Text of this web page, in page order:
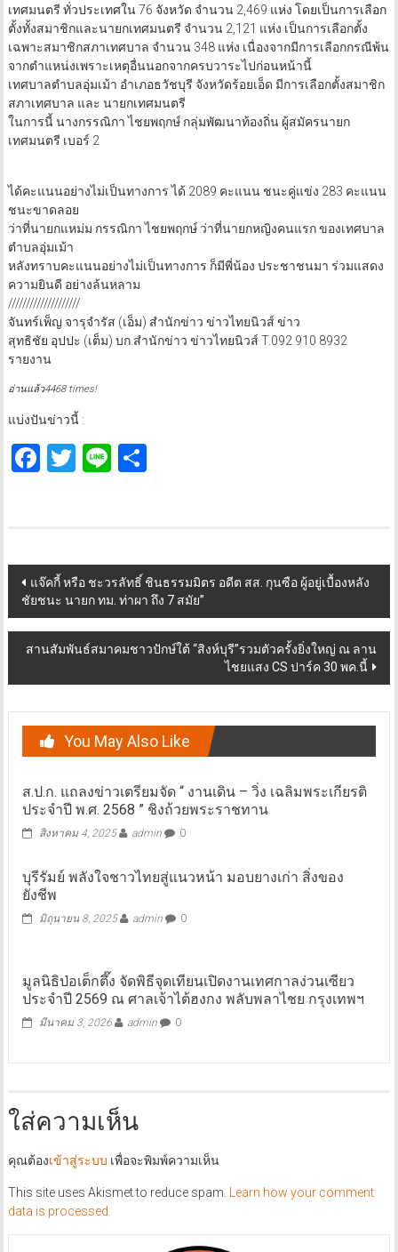
เทศมนตรี ทั่วประเทศใน 76 จังหวัด จำนวน 2,469 แห่ง โดยเป็นการเลือก
ตั้งทั้งสมาชิกและนายกเทศมนตรี จำนวน 2,121 แห่ง เป็นการเลือกตั้ง
เฉพาะสมาชิกสภาเทศบาล จำนวน 348 แห่ง เนื่องจากมีการเลือกกรณีพ้น
จากตำแหน่งเพราะเหตุอื่นนอกจากครบวาระไปก่อนหน้านี้
เทศบาลตำบลอุ่มเม้า อำเภอธวัชบุรี จังหวัดร้อยเอ็ด มีการเลือกตั้งสมาชิก
สภาเทศบาล และ นายกเทศมนตรี
ในการนี้ นางกรรณิกา ไชยพฤกษ์ กลุ่มพัฒนาท้องถิ่น ผู้สมัครนายก
เทศมนตรี เบอร์ 2
ได้คะแนนอย่างไม่เป็นทางการ ได้ 2089 คะแนน ชนะคู่แข่ง 283 คะแนน
ชนะขาดลอย
ว่าที่นายกแหม่ม กรรณิกา ไชยพฤกษ์ ว่าที่นายกหญิงคนแรก ของเทศบาล
ตำบลอุ่มเม้า
หลังทราบคะแนนอย่างไม่เป็นทางการ ก็มีพี่น้อง ประชาชนมา ร่วมแสดง
ความยินดี อย่างล้นหลาม
////////////////////
จันทร์เพ็ญ จารุจำรัส (เอ็ม) สำนักข่าว ข่าวไทยนิวส์ ข่าว
สุทธิชัย อุปปะ (เต็ม) บก.สำนักข่าว ข่าวไทยนิวส์ T.092 910 8932
รายงาน
อ่านแล้ว4468 times!
แบ่งปันข่าวนี้ :
Facebook
Twitter
LineShare
Post
navigation
แจ๊คกี้ หรือ ชะวรลัทธิ์ ชินธรรมมิตร อดีต สส. กุนซือ ผู้อยู่เบื้องหลัง
ชัยชนะ นายก ทม. ท่าผา ถึง 7 สมัย”
สานสัมพันธ์สมาคมชาวปักษ์ใต้ “สิงห์บุรี”รวมตัวครั้งยิ่งใหญ่ ณ ลาน
ไชยแสง CS ปาร์ค 30 พค.นี้
You May Also Like
ส.ป.ก. แถลงข่าวเตรียมจัด “ งานเดิน – วิ่ง เฉลิมพระเกียรติ
ประจำปี พ.ศ. 2568 ” ชิงถ้วยพระราชทาน
สิงหาคม 4, 2025 admin 0
บุรีรัมย์ พลังใจชาวไทยสู่แนวหน้า มอบยางเก่า สิ่งของ
ยังชีพ
มิถุนายน 8, 2025 admin 0
มูลนิธิป่อเต็กตึ๊ง จัดพิธีจุดเทียนเปิดงานเทศกาลง่วนเซียว
ประจำปี 2569 ณ ศาลเจ้าไต้ฮงกง พลับพลาไชย กรุงเทพฯ
มีนาคม 3, 2026 admin 0
ใส่ความเห็น
คุณต้องเข้าสู่ระบบ เพื่อจะพิมพ์ความเห็น
This site uses Akismet to reduce spam.
Learn how your comment
data is processed.